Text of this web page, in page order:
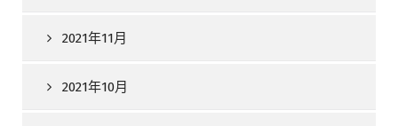
2021年11月
2021年10月